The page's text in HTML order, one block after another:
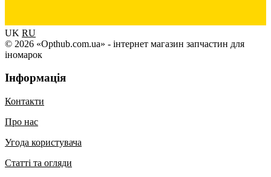
UK RU
© 2026 «Opthub.com.ua» - інтернет магазин запчастин для
іномарок
Інформація
Контакти
Про нас
Угода користувача
Статті та огляди